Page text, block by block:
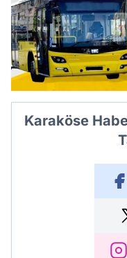
Karaköse